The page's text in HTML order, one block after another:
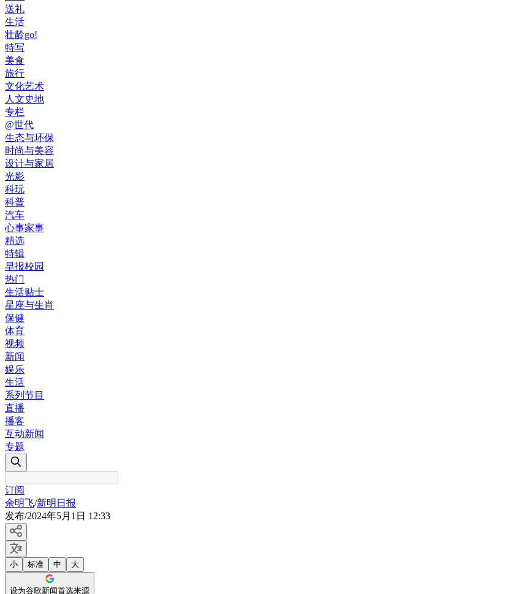
送礼
生活
壮龄go!
特写
美食
旅行
文化艺术
人文史地
专栏
@世代
生态与环保
时尚与美容
设计与家居
光影
科玩
科普
汽车
心事家事
精选
特辑
早报校园
热门
生活贴士
星座与生肖
保健
体育
视频
新闻
娱乐
生活
系列节目
直播
播客
互动新闻
专题
订阅
余明飞/新明日报
发布/2024年5月1日 12:33
小 标准 中 大
设为谷歌新闻首选来源